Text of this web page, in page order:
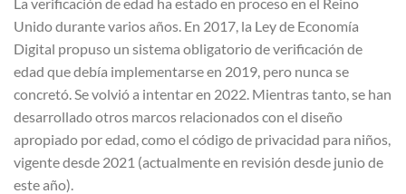
Unido durante varios años. En 2017, la Ley de Economía
Digital propuso un sistema obligatorio de verificación de
edad que debía implementarse en 2019, pero nunca se
concretó. Se volvió a intentar en 2022. Mientras tanto, se han
desarrollado otros marcos relacionados con el diseño
apropiado por edad, como el código de privacidad para niños,
vigente desde 2021 (actualmente en revisión desde junio de
este año).